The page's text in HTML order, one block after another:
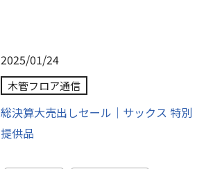
2025/01/24
木管フロア通信
総決算大売出しセール｜サックス 特別
提供品